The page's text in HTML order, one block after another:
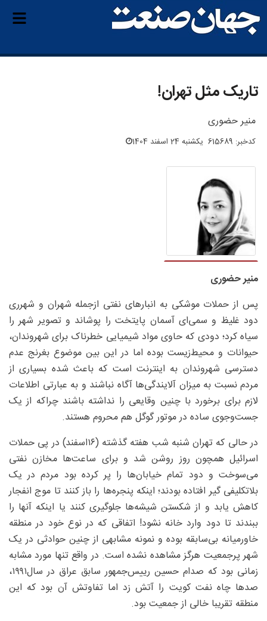
تاریک مثل تهران!
منیر حضوری
کدخبر: 615689 یکشنبه 24 اسفند 1404
منیر حضوری
پس از حملات موشکی به انبارهای نفتی ازجمله شهران و شهرری
دود غلیظ و سمی‌ای آسمان پایتخت را پوشاند و تصویر شهر را
سیاه کرد؛ دودی که حاوی مواد شیمیایی خطرناک برای شهروندان،
حیوانات و محیط‌زیست بوده اما در این بین موضوع بغرنج عدم
دسترسی شهروندان به اینترنت است که باعث شده بسیاری از
مردم نسبت به میزان آلایندگی‌ها آگاه نباشند و به عبارتی اطلاعات
لازم برای برخورد با چنین وقایعی را نداشته باشند چراکه از یک
جست‌وجوی ساده در موتور گوگل هم محروم هستند.
در حالی که تهران شنبه شب هفته گذشته (۱۶اسفند) در پی حملات
اسرائیل همچون روز روشن شد و برای ساعت‌ها مخازن نفتی
می‌سوخت و دود تمام خیابان‌ها را پر کرده بود مردم در یک
بلاتکلیفی گیر افتاده بودند؛ اینکه پنجره‌ها را باز کنند تا موج انفجار
کاهش یابد و از شکستن شیشه‌ها جلوگیری کنند یا اینکه آنها را
ببندند تا دود وارد خانه نشود! اتفاقی که در نوع خود در منطقه
خاورمیانه بی‌سابقه بوده و نمونه مشابهی از چنین حوادثی در یک
شهر پرجمعیت هرگز مشاهده نشده است. در واقع تنها مورد مشابه
زمانی بود که صدام حسین رییس‌جمهور سابق عراق در سال۱۹۹۱،
صدها چاه نفت کویت را آتش زد اما تفاوتش آن بود که این
منطقه تقریبا خالی از جمعیت بود.